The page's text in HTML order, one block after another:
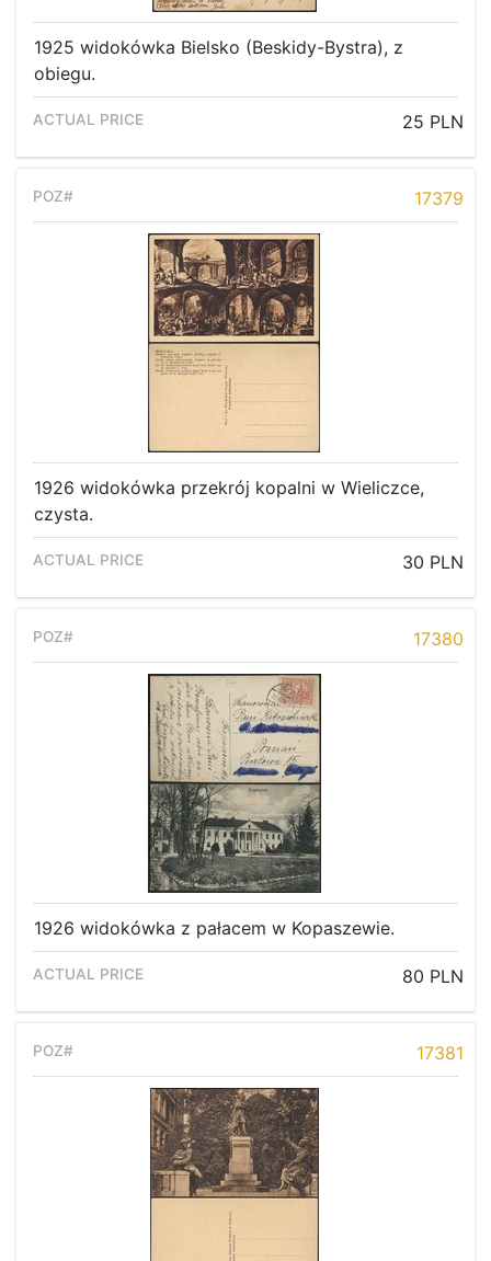
1925 widokówka Bielsko (Beskidy-Bystra), z
obiegu.
25 PLN
17379
1926 widokówka przekrój kopalni w Wieliczce,
czysta.
30 PLN
17380
1926 widokówka z pałacem w Kopaszewie.
80 PLN
17381